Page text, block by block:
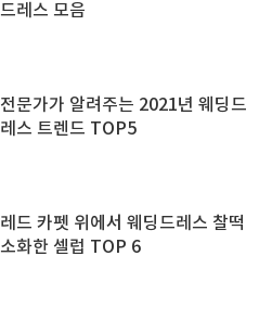
드레스 모음
전문가가 알려주는 2021년 웨딩드
레스 트렌드 TOP5
레드 카펫 위에서 웨딩드레스 찰떡
소화한 셀럽 TOP 6